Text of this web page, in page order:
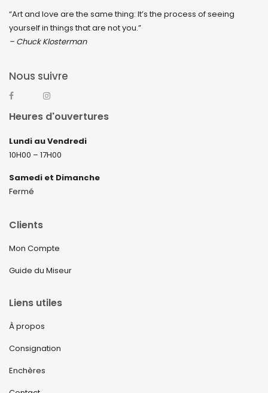
“Art and love are the same thing: It’s the process of seeing
yourself in things that are not you.”
– Chuck Klosterman
Nous suivre
Heures d'ouvertures
Lundi au Vendredi
10H00 – 17H00
Samedi et Dimanche
Fermé
Clients
Mon Compte
Guide du Miseur
Liens utiles
À propos
Consignation
Enchères